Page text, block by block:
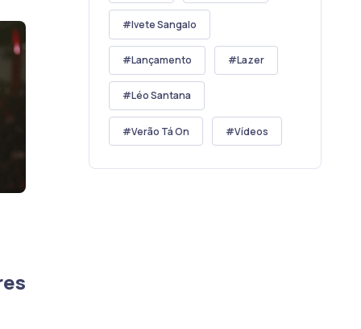
Ivete Sangalo
Lançamento Lazer
Léo Santana
Verão Tá On Vídeos